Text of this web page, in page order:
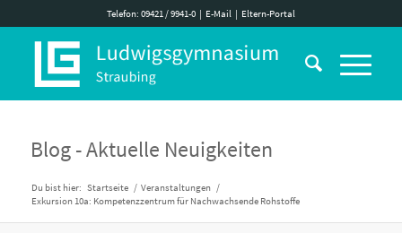
Telefon: 09421 / 9941-0| E-Mail| Eltern-Portal
Blog - Aktuelle Neuigkeiten
Du bist hier: Startseite / Veranstaltungen /
Exkursion 10a: Kompetenzzentrum für Nachwachsende Rohstoffe